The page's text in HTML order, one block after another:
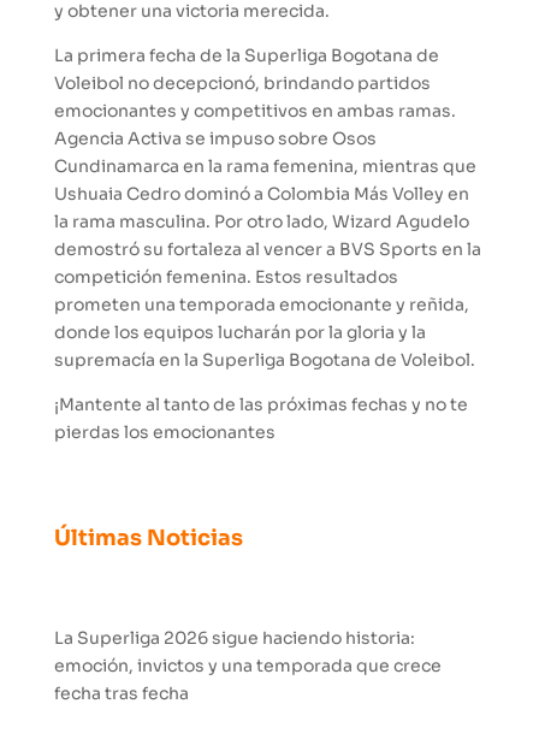
y obtener una victoria merecida.
La primera fecha de la Superliga Bogotana de
Voleibol no decepcionó, brindando partidos
emocionantes y competitivos en ambas ramas.
Agencia Activa se impuso sobre Osos
Cundinamarca en la rama femenina, mientras que
Ushuaia Cedro dominó a Colombia Más Volley en
la rama masculina. Por otro lado, Wizard Agudelo
demostró su fortaleza al vencer a BVS Sports en la
competición femenina. Estos resultados
prometen una temporada emocionante y reñida,
donde los equipos lucharán por la gloria y la
supremacía en la Superliga Bogotana de Voleibol.
¡Mantente al tanto de las próximas fechas y no te
pierdas los emocionantes
Últimas Noticias
La Superliga 2026 sigue haciendo historia:
emoción, invictos y una temporada que crece
fecha tras fecha